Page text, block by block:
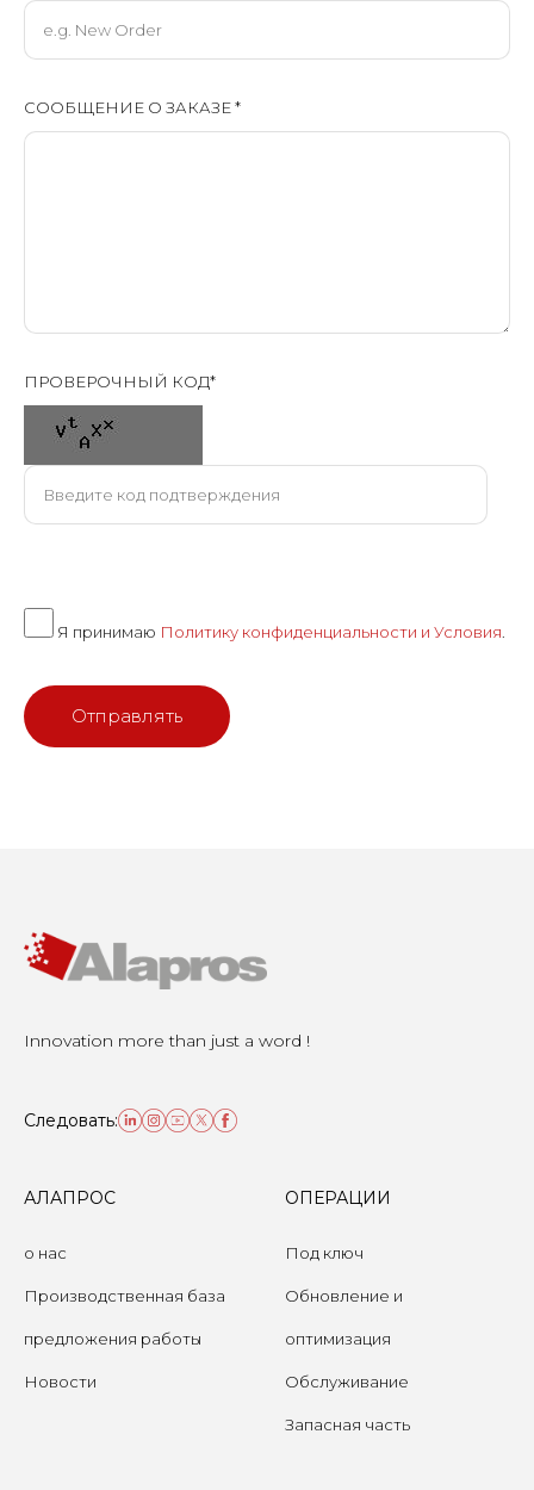
СООБЩЕНИЕ О ЗАКАЗЕ *
ПРОВЕРОЧНЫЙ КОД*
Я принимаю Политику конфиденциальности и Условия
Отправлять
Innovation more than just a word !
Следовать:
АЛАПРОС
о нас
Производственная база
предложения работы
Новости
ОПЕРАЦИИ
Под ключ
Обновление и
оптимизация
Обслуживание
Запасная часть